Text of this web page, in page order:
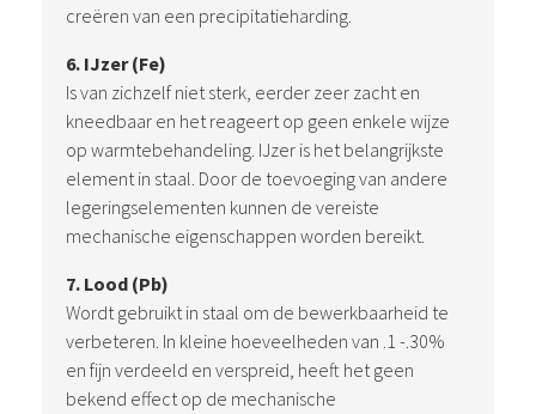
creëren van een precipitatieharding.
6. IJzer (Fe)
Is van zichzelf niet sterk, eerder zeer zacht en
kneedbaar en het reageert op geen enkele wijze
op warmtebehandeling. IJzer is het belangrijkste
element in staal. Door de toevoeging van andere
legeringselementen kunnen de vereiste
mechanische eigenschappen worden bereikt.
7. Lood (Pb)
Wordt gebruikt in staal om de bewerkbaarheid te
verbeteren. In kleine hoeveelheden van .1 -.30%
en fijn verdeeld en verspreid, heeft het geen
bekend effect op de mechanische